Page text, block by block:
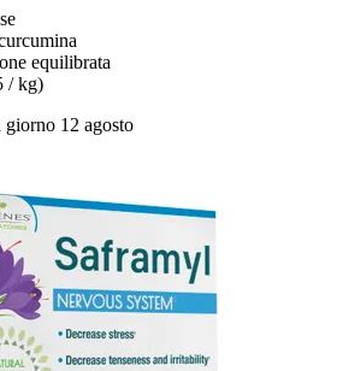
equilibrata
/ kg)
giorno 12 agosto